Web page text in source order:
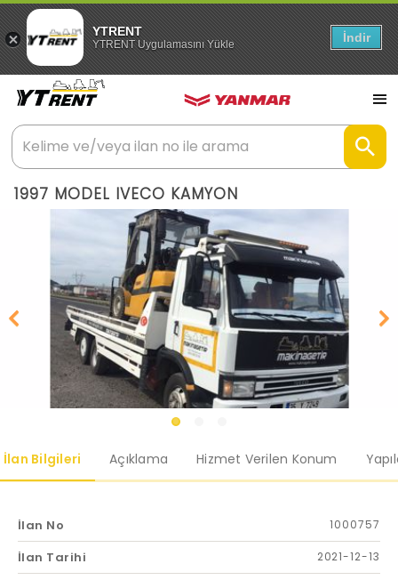
YTRENT
YTRENT Uygulamasını Yükle İndir
1997 MODEL IVECO KAMYON
İlan Bilgileri Açıklama Hizmet Verilen Konum
İlan No 1000757
İlan Tarihi 2021-12-13